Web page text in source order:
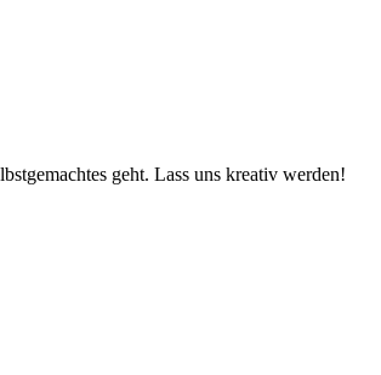
geht. Lass uns kreativ werden!